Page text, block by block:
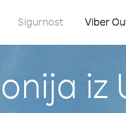
Sigurnost Viber
iz